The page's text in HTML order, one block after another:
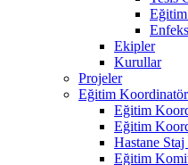
Ekipler
Kurullar
Projeler
Eğitim
Eğitim
Eğitim
Hastane Staj
Eğitim